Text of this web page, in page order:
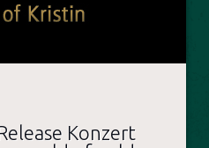
Konzert